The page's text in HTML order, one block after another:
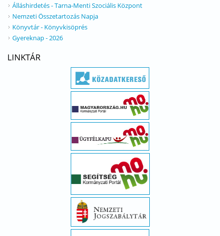
Álláshirdetés - Tarna-Menti Szociális Központ
Nemzeti Összetartozás Napja
Könyvtár - Könyvkisöprés
Gyereknap - 2026
LINKTÁR